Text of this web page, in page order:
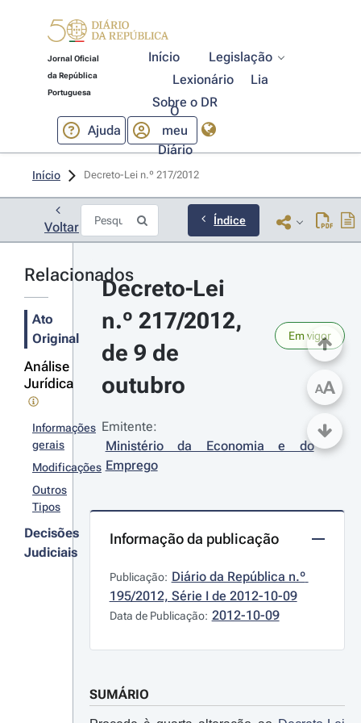
Jornal Oficial
da República
Portuguesa
Início
Legislação
Lexionário
Lia
Sobre o DR
Ajuda
O
meu
Diário
Início Decreto-Lei n.º 217/2012
Voltar Índice
Relacionados
Ato
Original
Análise
Jurídica
Informações
gerais
Modificações
Outros
Tipos
Decisões
Judiciais
Decreto-Lei
n.º 217/2012,
de 9 de
outubro
Em vigor
Emitente:
Ministério da Economia e do
Emprego
Informação da publicação
Publicação: Diário da República n.º
195/2012, Série I de 2012-10-09
Data de Publicação: 2012-10-09
SUMÁRIO
AA